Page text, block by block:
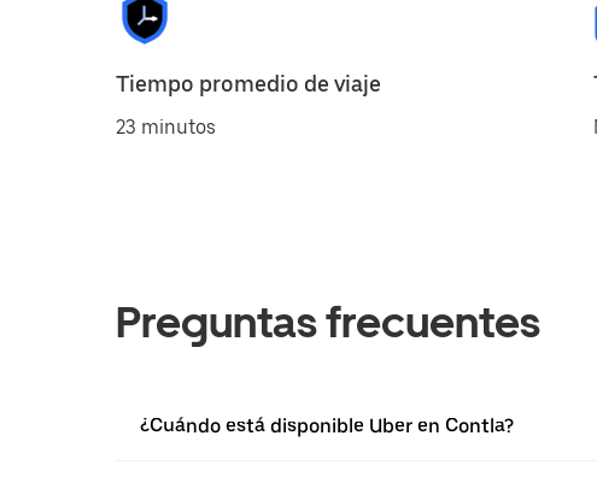
Tiempo promedio de viaje
23 minutos
Preguntas frecuentes
¿Cuándo está disponible Uber en Contla?